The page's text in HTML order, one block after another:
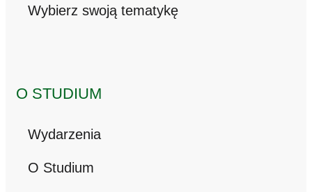
Wybierz swoją tematykę
O STUDIUM
Wydarzenia
O Studium